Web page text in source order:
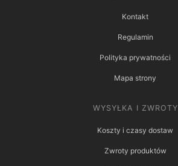
Kontakt
Regulamin
Polityka prywatności
Mapa strony
WYSYŁKA I ZWROTY
Koszty i czasy dostaw
Zwroty produktów